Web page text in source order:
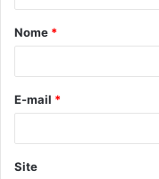
á
r
*
Nome *
E-mail *
Site